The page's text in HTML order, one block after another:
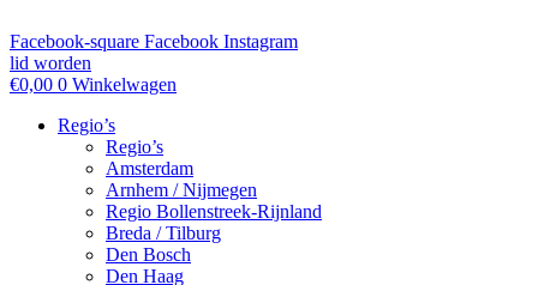
Facebook-square Facebook Instagram
lid worden
€0,00 0 Winkelwagen
Regio’s
Regio’s
Amsterdam
Arnhem / Nijmegen
Regio Bollenstreek-Rijnland
Breda / Tilburg
Den Bosch
Den Haag